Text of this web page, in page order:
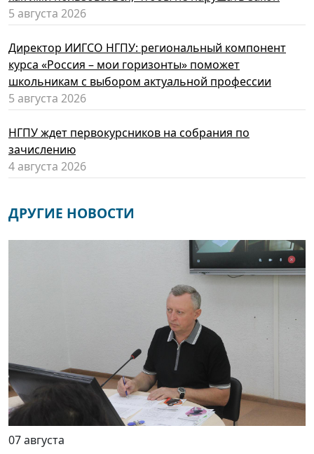
5 августа 2026
Директор ИИГСО НГПУ: региональный компонент
курса «Россия – мои горизонты» поможет
школьникам с выбором актуальной профессии
5 августа 2026
НГПУ ждет первокурсников на собрания по
зачислению
4 августа 2026
ДРУГИЕ НОВОСТИ
07 августа